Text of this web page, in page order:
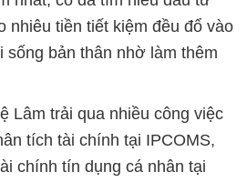
nhiêu tiền tiết kiệm đều đổ vào
sống bản thân nhờ làm thêm
Lâm trải qua nhiều công việc
tích tài chính tại IPCOMS,
chính tín dụng cá nhân tại